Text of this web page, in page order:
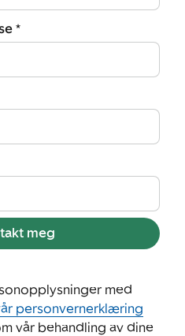
*
meg
med
personvernerklæring
vår behandling av dine